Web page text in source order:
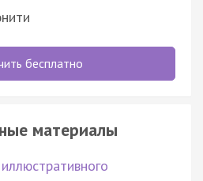
бесплатно
материалы